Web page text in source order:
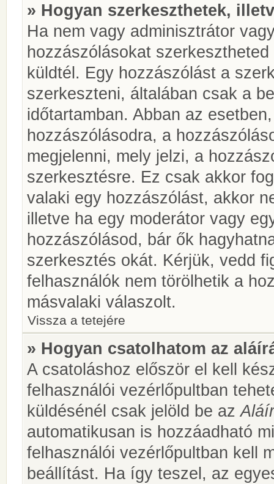
» Hogyan szerkeszthetek,
Ha nem vagy adminisztrátor
hozzászólásokat
küldtél. Egy hozzászólást a
szerkeszteni, általában csak a
időtartamban. Abban az
hozzászólásodra, a
megjelenni, mely jelzi, a
szerkesztésre. Ez csak akkor
valaki egy hozzászólást, akkor
illetve ha egy moderátor vagy
hozzászólásod, bár ők
szerkesztés okát. Kérjük, vedd
felhasználók nem törölhetik a
másvalaki válaszolt.
Vissza a tetejére
» Hogyan csatolhatom az
A csatoláshoz először el kell
felhasználói vezérlőpultban
küldésénél csak jelöld be az
automatikusan is hozzáadható
felhasználói vezérlőpultban kell
beállítást. Ha így teszel, az